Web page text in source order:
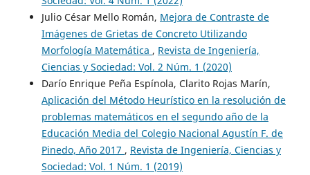
Julio César Mello Román, Mejora de Contraste de
Imágenes de Grietas de Concreto Utilizando
Morfología Matemática , Revista de Ingeniería,
Ciencias y Sociedad: Vol. 2 Núm. 1 (2020)
Darío Enrique Peña Espínola, Clarito Rojas Marín,
Aplicación del Método Heurístico en la resolución de
problemas matemáticos en el segundo año de la
Educación Media del Colegio Nacional Agustín F. de
Pinedo, Año 2017 , Revista de Ingeniería, Ciencias y
Sociedad: Vol. 1 Núm. 1 (2019)